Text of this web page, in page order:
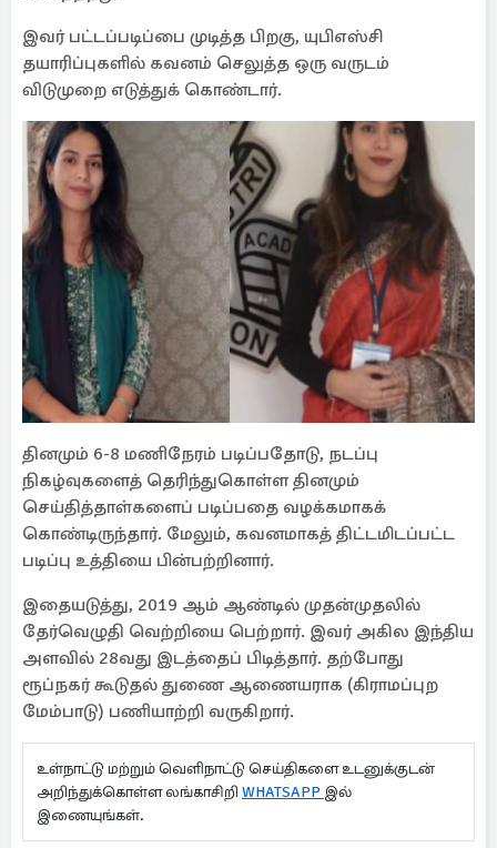
இவர் பட்டப்படிப்பை முடித்த பிறகு, யுபிஎஸ்சி
தயாரிப்புகளில் கவனம் செலுத்த ஒரு வருடம்
விடுமுறை எடுத்துக் கொண்டார்.
தினமும் 6-8 மணிநேரம் படிப்பதோடு, நடப்பு
நிகழ்வுகளைத் தெரிந்துகொள்ள தினமும்
செய்தித்தாள்களைப் படிப்பதை வழக்கமாகக்
கொண்டிருந்தார். மேலும், கவனமாகத் திட்டமிடப்பட்ட
படிப்பு உத்தியை பின்பற்றினார்.
இதையடுத்து, 2019 ஆம் ஆண்டில் முதன்முதலில்
தேர்வெழுதி வெற்றியை பெற்றார். இவர் அகில இந்திய
அளவில் 28வது இடத்தைப் பிடித்தார். தற்போது
ரூப்நகர் கூடுதல் துணை ஆணையராக (கிராமப்புற
மேம்பாடு) பணியாற்றி வருகிறார்.
உள்நாட்டு மற்றும் வெளிநாட்டு செய்திகளை உடனுக்குடன்
அறிந்துக்கொள்ள லங்காசிறி WHATSAPP இல்
இணையுங்கள்.